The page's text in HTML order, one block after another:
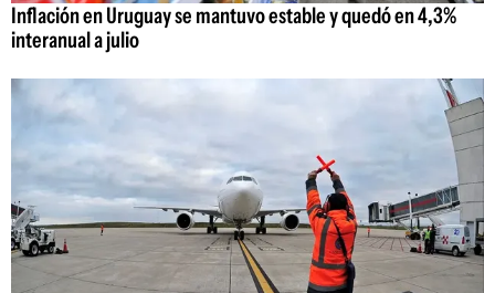
Inflación en Uruguay se mantuvo estable y quedó en 4,3%
interanual a julio